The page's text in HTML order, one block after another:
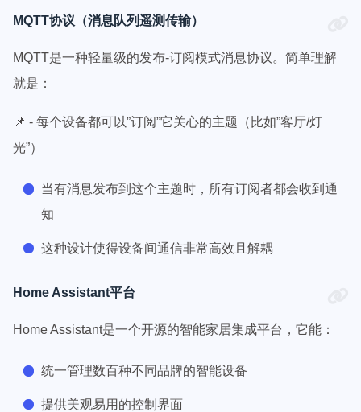
MQTT协议（消息队列遥测传输）
MQTT是一种轻量级的发布-订阅模式消息协议。简单理解
就是：
📌 - 每个设备都可以”订阅”它关心的主题（比如”客厅/灯
光”）
当有消息发布到这个主题时，所有订阅者都会收到通
知
这种设计使得设备间通信非常高效且解耦
Home Assistant平台
Home Assistant是一个开源的智能家居集成平台，它能：
统一管理数百种不同品牌的智能设备
提供美观易用的控制界面